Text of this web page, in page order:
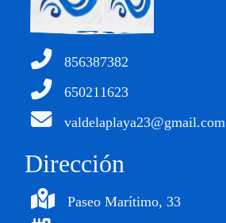
856387382
650211623
valdelaplaya23@gmail.com
Dirección
Paseo Marítimo, 33